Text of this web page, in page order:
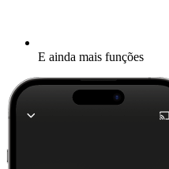
E ainda mais funções